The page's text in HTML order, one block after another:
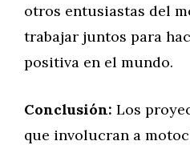
otros entusiastas del
trabajar juntos para
positiva en el mundo.
Conclusión: Los
que involucran a